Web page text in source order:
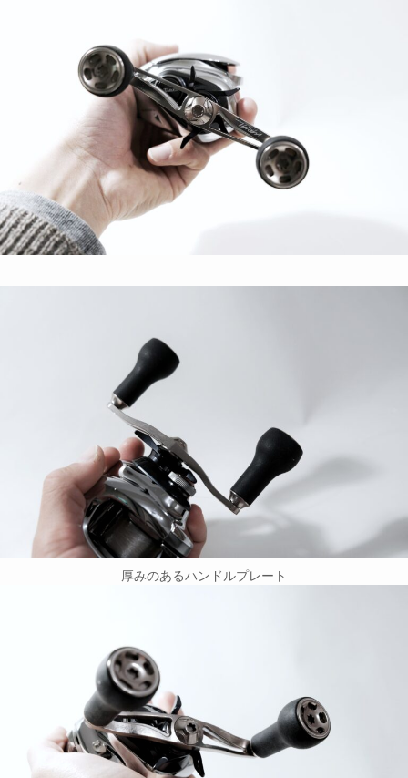
厚みのあるハンドルプレート